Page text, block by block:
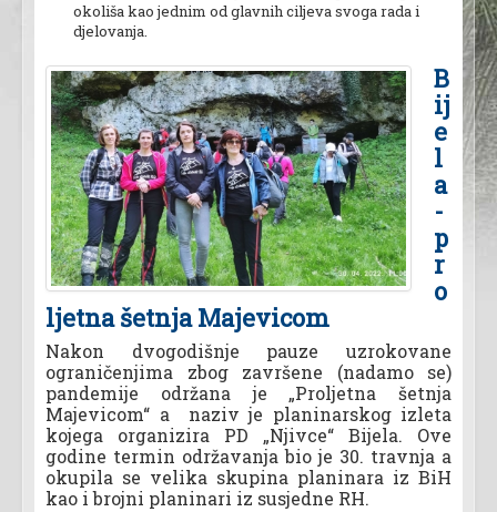
okoliša kao jednim od glavnih ciljeva svoga rada i
djelovanja.
B
ij
e
l
a
-
p
r
o
ljetna šetnja Majevicom
Nakon dvogodišnje pauze uzrokovane
ograničenjima zbog završene (nadamo se)
pandemije održana je „Proljetna šetnja
Majevicom“ a naziv je planinarskog izleta
kojega organizira PD „Njivce“ Bijela. Ove
godine termin održavanja bio je 30. travnja a
okupila se velika skupina planinara iz BiH
kao i brojni planinari iz susjedne RH.